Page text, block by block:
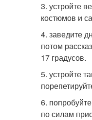
3. устройте
костюмов и
4. заведите
потом
17 градусов.
5. устройте
6.
по силам